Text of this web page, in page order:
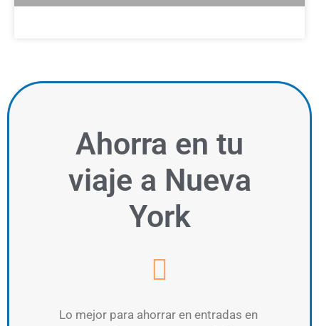
Ahorra en tu
viaje a Nueva
York
Lo mejor para ahorrar en entradas en